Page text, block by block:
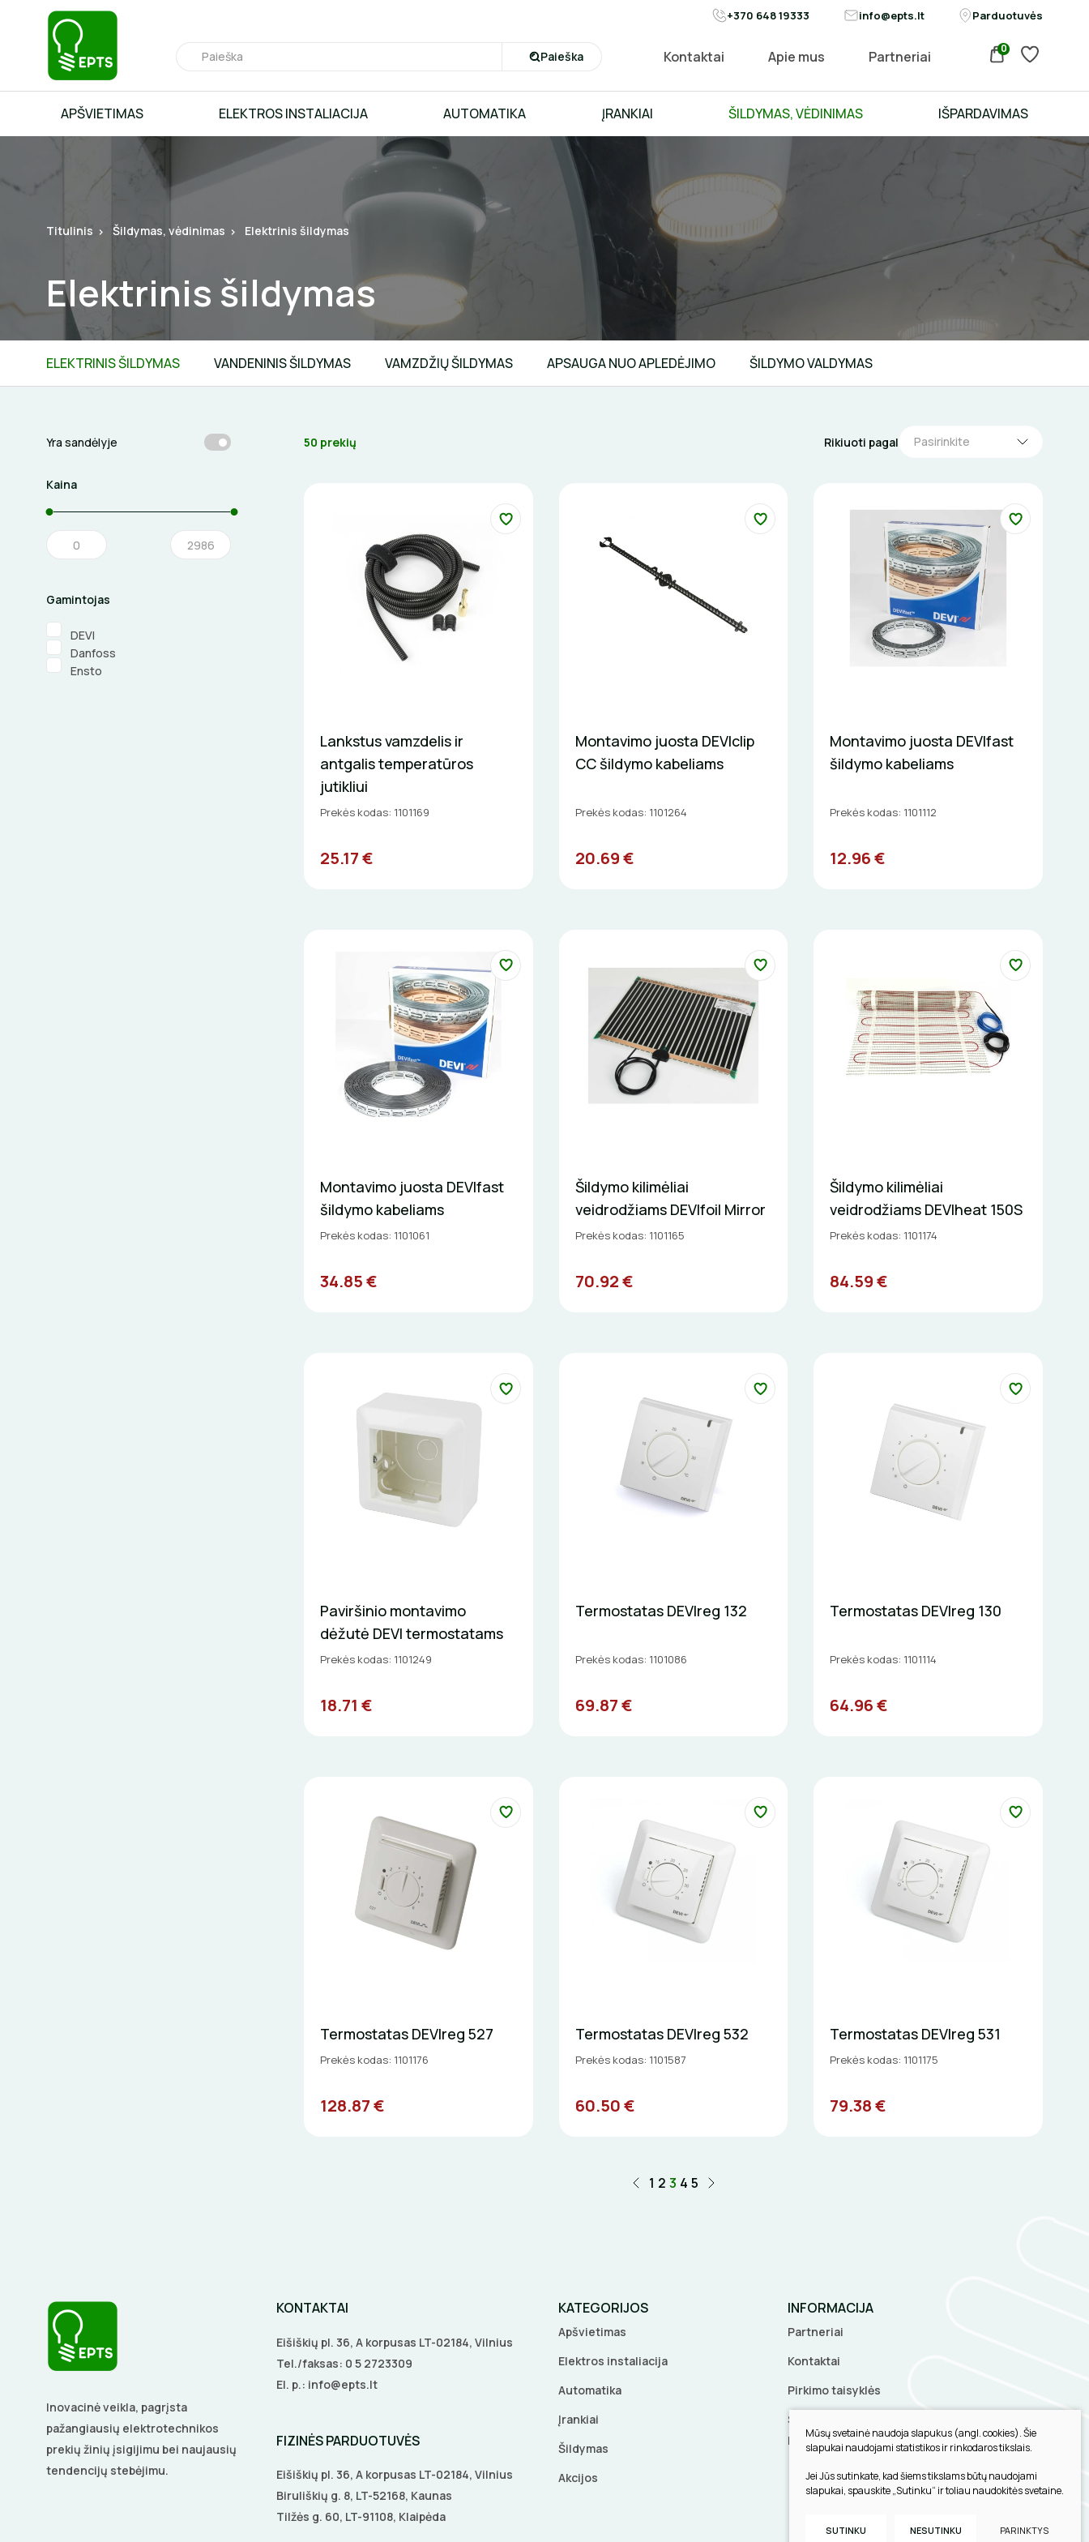
+370 648 19333 info@epts.lt Parduotuvės
Paieška Kontaktai Apie mus Partneriai 0
APŠVIETIMAS ELEKTROS INSTALIACIJA AUTOMATIKA ĮRANKIAI ŠILDYMAS, VĖDINIMAS IŠPARDAVIMAS
Titulinis Šildymas, vėdinimas Elektrinis šildymas
Elektrinis šildymas
ELEKTRINIS ŠILDYMAS VANDENINIS ŠILDYMAS VAMZDŽIŲ ŠILDYMAS APSAUGA NUO APLEDĖJIMO ŠILDYMO VALDYMAS
Yra sandėlyje
Kaina
Gamintojas
DEVI
Danfoss
Ensto
50 prekių Rikiuoti pagal Pasirinkite
Lankstus vamzdelis ir
antgalis temperatūros
jutikliui
Prekės kodas: 1101169
25.17 €
Montavimo juosta DEVIclip
CC šildymo kabeliams
Prekės kodas: 1101264
20.69 €
Montavimo juosta DEVIfast
šildymo kabeliams
Prekės kodas: 1101112
12.96 €
Montavimo juosta DEVIfast
šildymo kabeliams
Prekės kodas: 1101061
34.85 €
Šildymo kilimėliai
veidrodžiams DEVIfoil Mirror
Prekės kodas: 1101165
70.92 €
Šildymo kilimėliai
veidrodžiams DEVIheat 150S
Prekės kodas: 1101174
84.59 €
Paviršinio montavimo
dėžutė DEVI termostatams
Prekės kodas: 1101249
18.71 €
Termostatas DEVIreg 132
Prekės kodas: 1101086
69.87 €
Termostatas DEVIreg 130
Prekės kodas: 1101114
64.96 €
Termostatas DEVIreg 527
Prekės kodas: 1101176
128.87 €
Termostatas DEVIreg 532
Prekės kodas: 1101587
60.50 €
Termostatas DEVIreg 531
Prekės kodas: 1101175
79.38 €
1 2 3 4 5
Inovacinė veikla, pagrįsta
pažangiausių elektrotechnikos
prekių žinių įsigijimu bei naujausių
tendencijų stebėjimu.
KONTAKTAI
Eišiškių pl. 36, A korpusas LT-02184, Vilnius
Tel./faksas: 0 5 2723309
El. p.: info@epts.lt
FIZINĖS PARDUOTUVĖS
Eišiškių pl. 36, A korpusas LT-02184, Vilnius
Biruliškių g. 8, LT-52168, Kaunas
Tilžės g. 60, LT-91108, Klaipėda
KATEGORIJOS
Apšvietimas
Elektros instaliacija
Automatika
Įrankiai
Šildymas
Akcijos
INFORMACIJA
Partneriai
Kontaktai
Pirkimo taisyklės
Slapukų parinktys
Privatumo politika
Sukurta:
Mūsų svetainė naudoja slapukus (angl. cookies). Šie
slapukai naudojami statistikos ir rinkodaros tikslais.
Jei Jūs sutinkate, kad šiems tikslams būtų naudojami
slapukai, spauskite „Sutinku“ ir toliau naudokitės svetaine.
SUTINKU NESUTINKU PARINKTYS